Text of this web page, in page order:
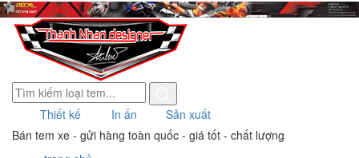
Thiết kế In ấn
Sản xuất
Bán tem xe - gửi hàng toàn quốc - giá tốt - chất lượng